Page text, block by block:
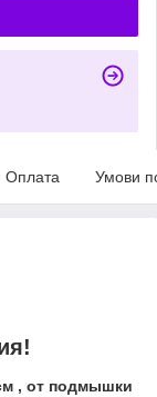
Оплата Умови
, от подмышки